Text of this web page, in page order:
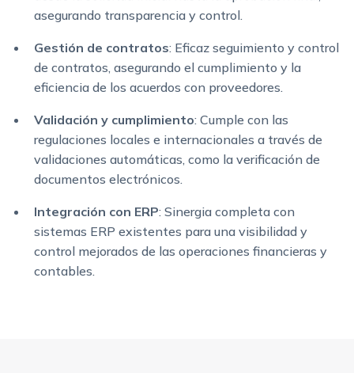
asegurando transparencia y control.
Gestión de contratos: Eficaz seguimiento y control
de contratos, asegurando el cumplimiento y la
eficiencia de los acuerdos con proveedores.
Validación y cumplimiento: Cumple con las
regulaciones locales e internacionales a través de
validaciones automáticas, como la verificación de
documentos electrónicos.
Integración con ERP: Sinergia completa con
sistemas ERP existentes para una visibilidad y
control mejorados de las operaciones financieras y
contables.